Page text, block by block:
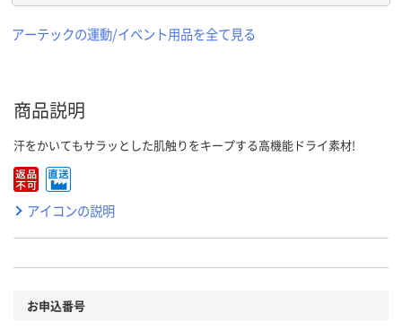
アーテックの運動/イベント用品を全て見る
商品説明
汗をかいてもサラッとした肌触りをキープする高機能ドライ素材!
アイコンの説明
お申込番号